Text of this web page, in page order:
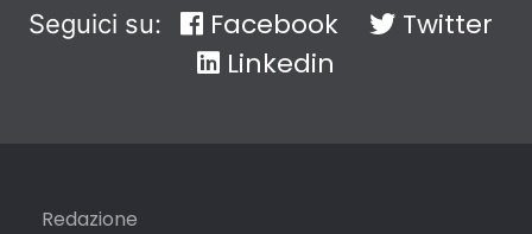
Seguici su: Facebook
Twitter
Linkedin
Redazione